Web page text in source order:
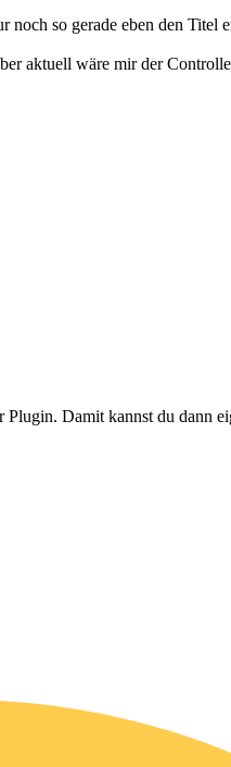
so gerade eben den Titel
aktuell wäre mir der
Damit kannst du dann